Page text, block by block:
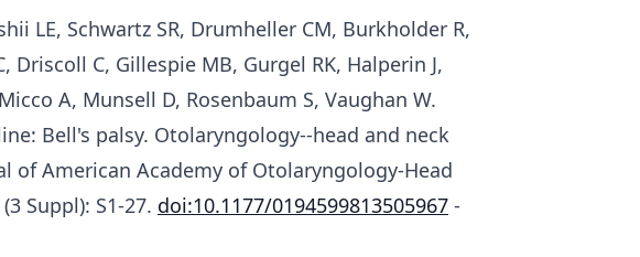
LE, Schwartz SR, Drumheller CM, Burkholder R,
Driscoll C, Gillespie MB, Gurgel RK, Halperin J,
A, Munsell D, Rosenbaum S, Vaughan W.
Bell's palsy. Otolaryngology--head and neck
of American Academy of Otolaryngology-Head
Suppl): S1-27. doi:10.1177/0194599813505967 -